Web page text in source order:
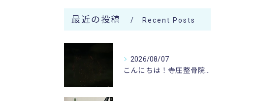
最近の投稿 Recent Posts
2026/08/07
こんにちは！寺庄整骨院のスタッフです♪